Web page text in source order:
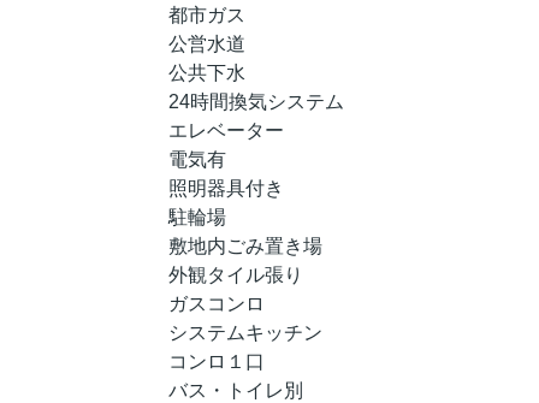
都市ガス
公営水道
公共下水
24時間換気システム
エレベーター
電気有
照明器具付き
駐輪場
敷地内ごみ置き場
外観タイル張り
ガスコンロ
システムキッチン
コンロ１口
バス・トイレ別